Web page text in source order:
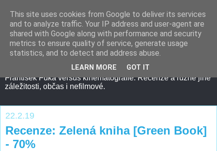
František Fuka versus kinematografie. Recenze a různé jiné
záležitosti, občas i nefilmové.
22.2.19
Recenze: Zelená kniha [Green Book]
- 70%
This site uses cookies from Google to deliver its services
and to analyze traffic. Your IP address and user-agent are
shared with Google along with performance and security
metrics to ensure quality of service, generate usage
statistics, and to detect and address abuse.
LEARN MORE GOT IT